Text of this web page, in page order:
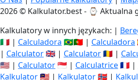
2026 © Kalkulator.best - ⌚ Aktualna
Kalkulatory w innych językach: |
🇮🇹 | Calculadora 🇧🇷🇵🇹 | Calculadora
| Calculator🇬🇧 | Calculator🇷🇴 |
🇺🇸 | Calculator🇸🇬 | Calculatrice🇫🇷 |
Kalkulator🇲🇾 | Kalkulator🇳🇴 |